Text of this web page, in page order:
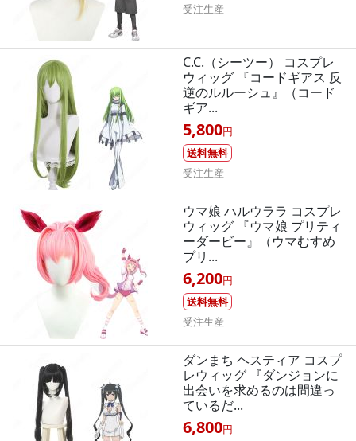
受注生産
C.C.（シーツー） コスプレ
ウィッグ 『コードギアス 反
逆のルルーシュ』（コード
ギア...
5,800円
送料無料
受注生産
ウマ娘 ハルウララ コスプレ
ウィッグ 『ウマ娘 プリティ
ーダービー』（ウマむすめ
プリ...
6,200円
送料無料
受注生産
ダンまち ヘスティア コスプ
レウィッグ 『ダンジョンに
出会いを求めるのは間違っ
ているだ...
6,800円